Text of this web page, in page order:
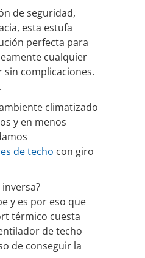
de seguridad,
esta estufa
perfecta para
cualquier
complicaciones.
climatizado
y en menos
de techo con giro
y es por eso que
térmico cuesta
de techo
de conseguir la